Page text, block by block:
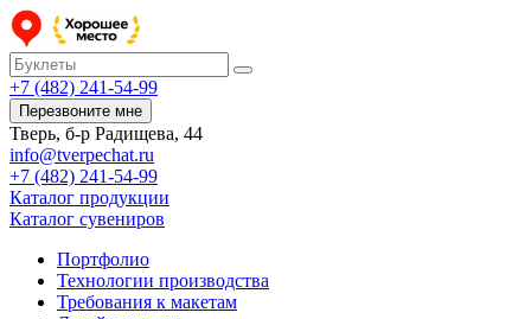
+7 (482) 241-54-99
Перезвоните мне
Тверь, б-р Радищева, 44
info@tverpechat.ru
+7 (482) 241-54-99
Каталог продукции
Каталог сувениров
Портфолио
Технологии производства
Требования к макетам